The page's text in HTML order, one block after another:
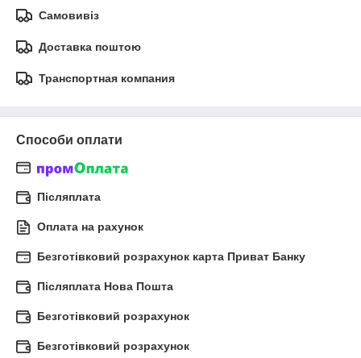
Самовивіз
Доставка поштою
Транспортная компания
Способи оплати
Післяплата
Оплата на рахунок
Безготівковий розрахунок карта Приват Банку
Післяплата Нова Пошта
Безготівковий розрахунок
Безготівковий розрахунок